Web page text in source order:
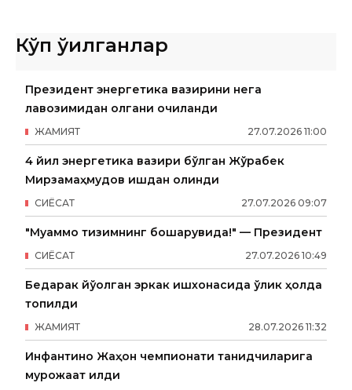
Кўп ўқилганлар
Президент энергетика вазирини нега
лавозимидан олгани очиқланди
27.07.2026 11:00
ЖАМИЯТ
4 йил энергетика вазири бўлган Жўрабек
Мирзамаҳмудов ишдан олинди
27.07.2026 09:07
СИËСАТ
"Муаммо тизимнинг бошқарувида!" — Президент
27.07.2026 10:49
СИËСАТ
Бедарак йўқолган эркак ишхонасида ўлик ҳолда
топилди
28.07.2026 11:32
ЖАМИЯТ
Инфантино Жаҳон чемпионати танқидчиларига
мурожаат қилди